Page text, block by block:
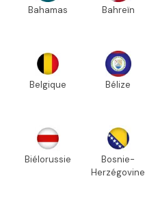
Bahamas Bahreïn
Belgique Bélize
Biélorussie
Bosnie-
Herzégovine